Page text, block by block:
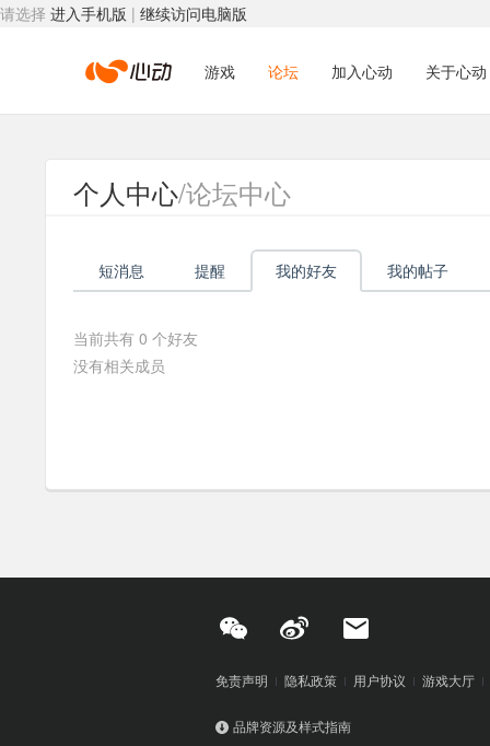
请选择 进入手机版 | 继续访问电脑版
心
动
络
游戏 论坛 加入心动 关于心动
个人中心/论坛中心
短消息 提醒 我的好友 我的帖子
当前共有 0 个好友
没有相关成员
免责声明 隐私政策 用户协议 游戏大厅
品牌资源及样式指南